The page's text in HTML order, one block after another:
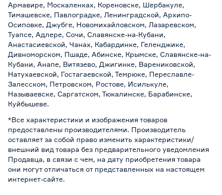
Армавире, Москаленках, Кореновске, Шербакуле,
Тимашевске, Павлоградке, Ленинградской, Архипо-
Осиповке, Джубге, Новомихайловском, Лазаревском,
Туапсе, Адлере, Сочи, Славянске-на-Кубани,
Анастасиевской, Чанах, Кабардинке, Геленджике,
Дивноморском, Пшаде, Абинске, Крымске, Славянске-на-
Кубани, Анапе, Витязево, Джигинке, Варениковской,
Натухаевской, Гостагаевской, Темрюке, Переславле-
Залесском, Петровском, Ростове, Исилькуле,
Называевске, Саргатском, Тюкалинске, Барабинске,
Куйбышеве.
*Все характеристики и изображения товаров
предоставлены производителями. Производитель
оставляет за собой право изменить характеристики/
внешний вид товара без предварительного уведомления
Продавца, в связи с чем, на дату приобретения товара
они могут отличаться от представленных на настоящем
интернет-сайте.